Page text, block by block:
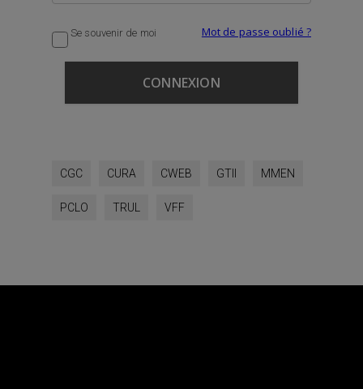
Se souvenir de moi Mot de passe oublié ?
CGC CURA CWEB GTII MMEN
PCLO TRUL VFF